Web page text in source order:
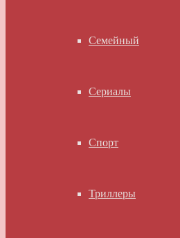
Семейный
Сериалы
Спорт
Триллеры